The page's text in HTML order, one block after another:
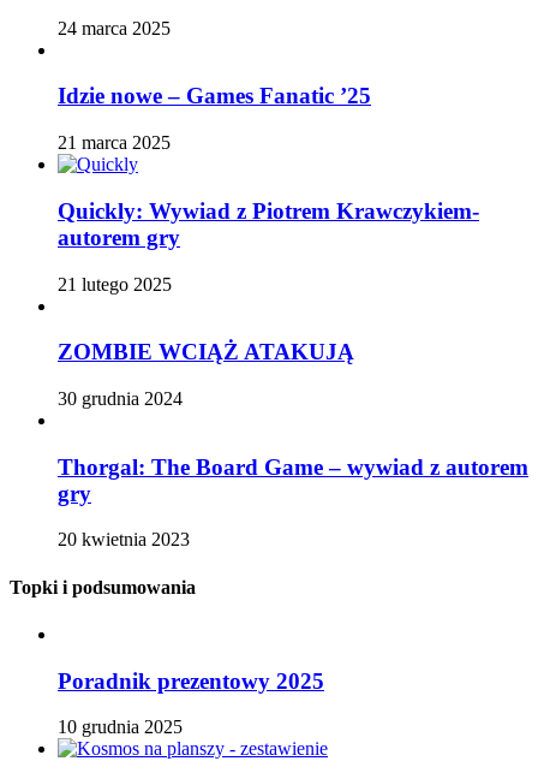
24 marca 2025
Idzie nowe – Games Fanatic ’25
21 marca 2025
Quickly: Wywiad z Piotrem Krawczykiem-
autorem gry
21 lutego 2025
ZOMBIE WCIĄŻ ATAKUJĄ
30 grudnia 2024
Thorgal: The Board Game – wywiad z autorem
gry
20 kwietnia 2023
Topki i podsumowania
Poradnik prezentowy 2025
10 grudnia 2025